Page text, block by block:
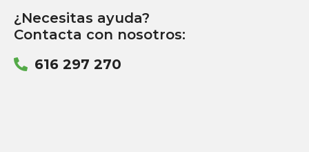
¿Necesitas ayuda?
Contacta con nosotros:
616 297 270